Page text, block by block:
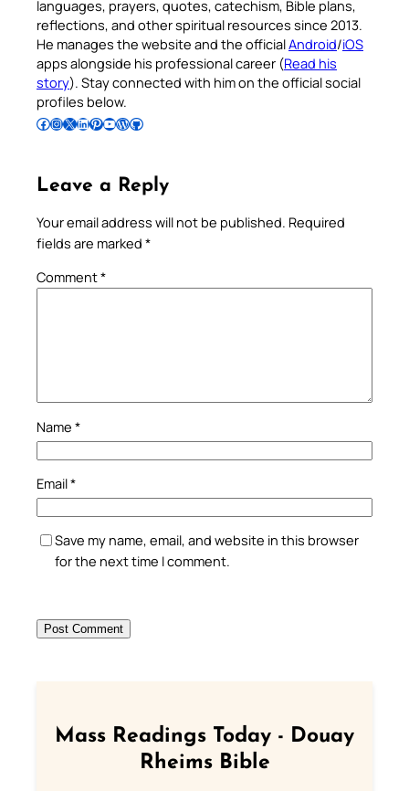
languages, prayers, quotes, catechism, Bible plans,
reflections, and other spiritual resources since 2013.
He manages the website and the officialAndroid/iOS
apps alongside his professional career (Read his
story). Stay connected with him on the official social
profiles below.
Follow Pradeep on Facebook Follow Pradeep on InstagramFollow Pradeep on X Follow Pradeep on LinkedIn Follow Pradeep on Pinterest Subscribe to Pradeep’s Youtube Channel Follow Pradeep on WordPress Follow Pradeep on GitHub
Leave a Reply
Your email address will not be published. Required
fields are marked *
Comment*
Name *
Email*
Save my name, email, and website in this browser
for the next time I comment.
Mass Readings Today - Douay
Rheims Bible